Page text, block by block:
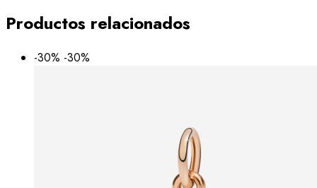
Productos relacionados
-30% -30%